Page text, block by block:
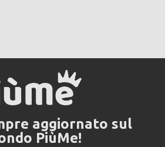
aggiornato sul
PiùMe!